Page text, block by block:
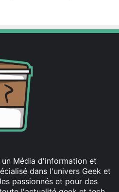
Média d'information et
dans l'univers Geek et
passionnés et pour des